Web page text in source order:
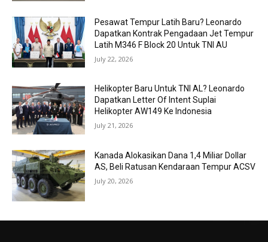
Pesawat Tempur Latih Baru? Leonardo
Dapatkan Kontrak Pengadaan Jet Tempur
Latih M346 F Block 20 Untuk TNI AU
July 22, 2026
Helikopter Baru Untuk TNI AL? Leonardo
Dapatkan Letter Of Intent Suplai
Helikopter AW149 Ke Indonesia
July 21, 2026
Kanada Alokasikan Dana 1,4 Miliar Dollar
AS, Beli Ratusan Kendaraan Tempur ACSV
July 20, 2026